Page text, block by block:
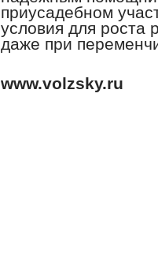
приусадебном
условия для роста
даже при
www.volzsky.ru